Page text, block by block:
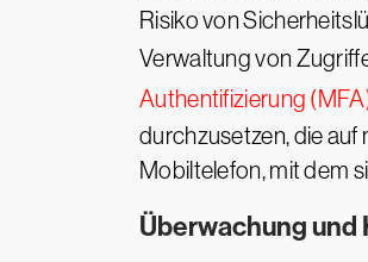
Risiko von
Verwaltung von
Authentifizierung
durchzusetzen, die auf
Mobiltelefon, mit dem
Überwachung und